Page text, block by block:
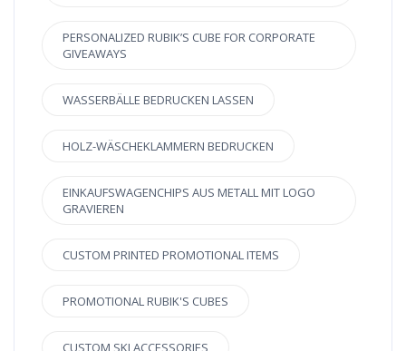
PERSONALIZED RUBIK’S CUBE FOR CORPORATE
GIVEAWAYS
WASSERBÄLLE BEDRUCKEN LASSEN
HOLZ-WÄSCHEKLAMMERN BEDRUCKEN
EINKAUFSWAGENCHIPS AUS METALL MIT LOGO
GRAVIEREN
CUSTOM PRINTED PROMOTIONAL ITEMS
PROMOTIONAL RUBIK'S CUBES
CUSTOM SKI ACCESSORIES